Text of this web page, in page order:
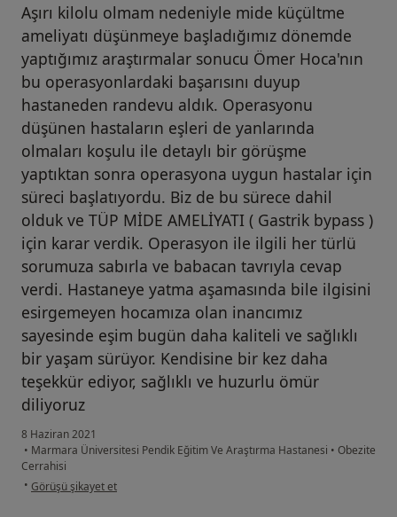
Aşırı kilolu olmam nedeniyle mide küçültme
ameliyatı düşünmeye başladığımız dönemde
yaptığımız araştırmalar sonucu Ömer Hoca'nın
bu operasyonlardaki başarısını duyup
hastaneden randevu aldık. Operasyonu
düşünen hastaların eşleri de yanlarında
olmaları koşulu ile detaylı bir görüşme
yaptıktan sonra operasyona uygun hastalar için
süreci başlatıyordu. Biz de bu sürece dahil
olduk ve TÜP MİDE AMELİYATI ( Gastrik bypass )
için karar verdik. Operasyon ile ilgili her türlü
sorumuza sabırla ve babacan tavrıyla cevap
verdi. Hastaneye yatma aşamasında bile ilgisini
esirgemeyen hocamıza olan inancımız
sayesinde eşim bugün daha kaliteli ve sağlıklı
bir yaşam sürüyor. Kendisine bir kez daha
teşekkür ediyor, sağlıklı ve huzurlu ömür
diliyoruz
8 Haziran 2021
• Marmara Üniversitesi Pendik Eğitim Ve Araştırma Hastanesi • Obezite
Cerrahisi
• kullanıcının görüşüne göre h....a
Görüşü şikayet et